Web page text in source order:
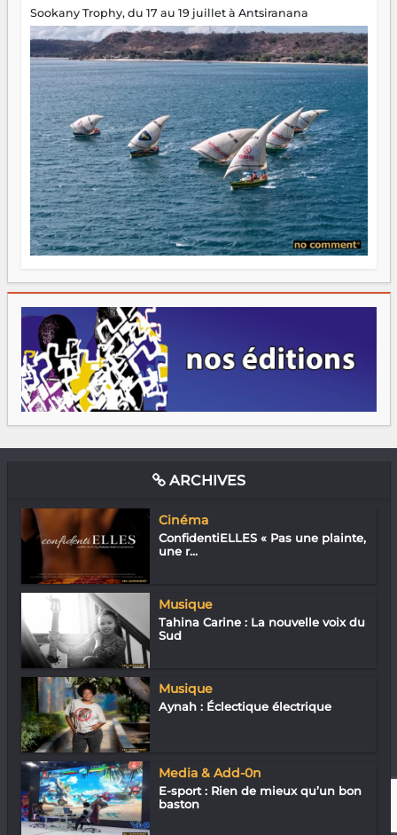
Sookany Trophy, du 17 au 19 juillet à Antsiranana
ARCHIVES
Cinéma
ConfidentiELLES « Pas une plainte,
une r...
Musique
Tahina Carine : La nouvelle voix du
Sud
Musique
Aynah : Éclectique électrique
Media & Add-0n
E-sport : Rien de mieux qu’un bon
baston